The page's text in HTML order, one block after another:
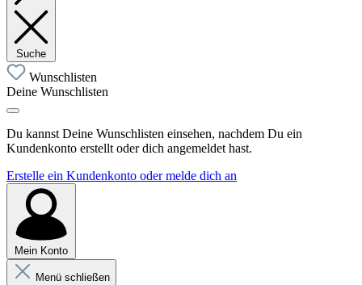
Suche
Wunschlisten
Deine Wunschlisten
Du kannst Deine Wunschlisten einsehen, nachdem Du ein
Kundenkonto erstellt oder dich angemeldet hast.
Erstelle ein Kundenkonto oder melde dich an
Mein Konto
Menü schließen